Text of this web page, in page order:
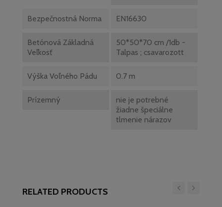
Bezpečnostná Norma EN16630
Betónová Základná
Veľkosť
50*50*70 cm /1db -
Talpas ; csavarozott
Výška Voľného Pádu 0.7 m
Prízemný
nie je potrebné
žiadne špeciálne
tlmenie nárazov
RELATED PRODUCTS